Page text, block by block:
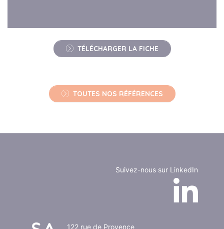
TÉLÉCHARGER LA FICHE
TOUTES NOS RÉFÉRENCES
122 rue de Provence
Suivez-nous sur LinkedIn